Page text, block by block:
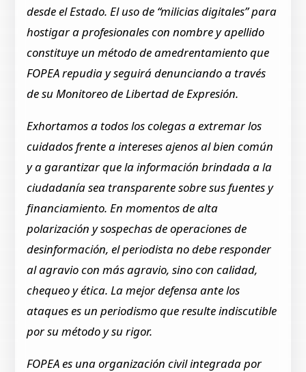
desde el Estado. El uso de “milicias digitales” para
hostigar a profesionales con nombre y apellido
constituye un método de amedrentamiento que
FOPEA repudia y seguirá denunciando a través
de su Monitoreo de Libertad de Expresión.
Exhortamos a todos los colegas a extremar los
cuidados frente a intereses ajenos al bien común
y a garantizar que la información brindada a la
ciudadanía sea transparente sobre sus fuentes y
financiamiento. En momentos de alta
polarización y sospechas de operaciones de
desinformación, el periodista no debe responder
al agravio con más agravio, sino con calidad,
chequeo y ética. La mejor defensa ante los
ataques es un periodismo que resulte indiscutible
por su método y su rigor.
FOPEA es una organización civil integrada por